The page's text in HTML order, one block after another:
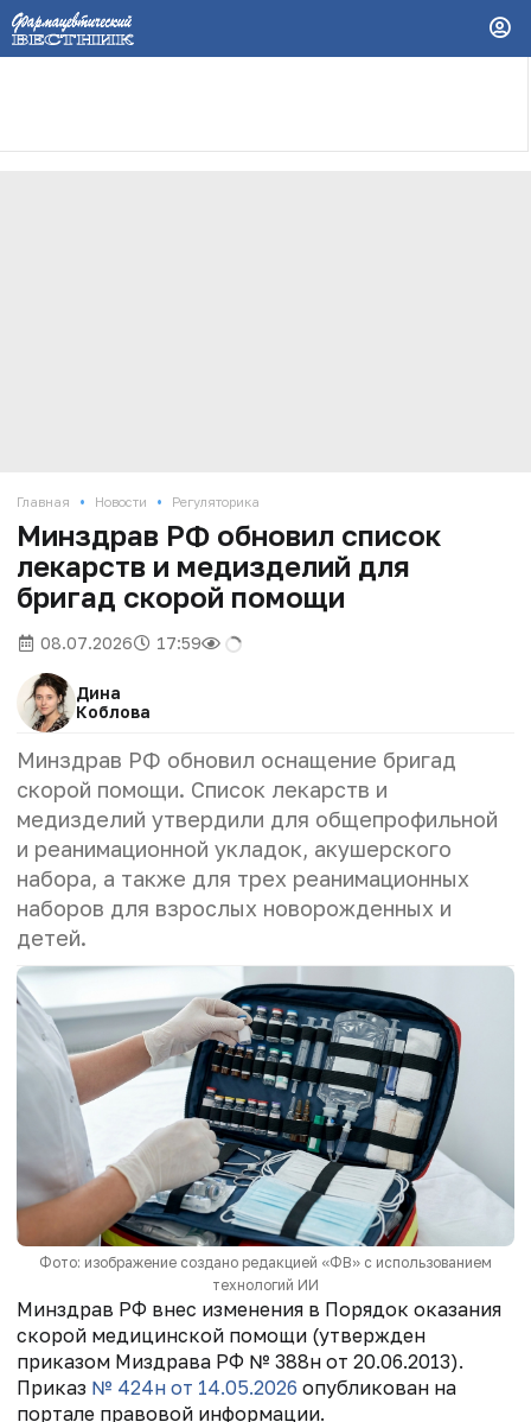
Главная • Новости • Регуляторика
Минздрав РФ обновил список
лекарств и медизделий для
бригад скорой помощи
08.07.2026 17:59
Дина
Коблова
Минздрав РФ обновил оснащение бригад
скорой помощи. Список лекарств и
медизделий утвердили для общепрофильной
и реанимационной укладок, акушерского
набора, а также для трех реанимационных
наборов для взрослых новорожденных и
детей.
Фото: изображение создано редакцией «ФВ» с использованием
технологий ИИ
Минздрав РФ внес изменения в Порядок оказания
скорой медицинской помощи (утвержден
приказом Миздрава РФ № 388н от 20.06.2013).
Приказ № 424н от 14.05.2026 опубликован на
портале правовой информации.